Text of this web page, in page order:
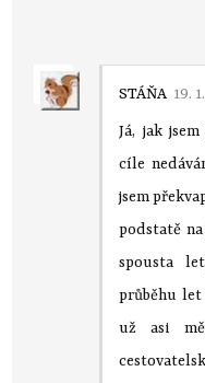
STÁŇA 19.
Já, jak
cíle
jsem
podstatě
spousta
průběhu
už asi